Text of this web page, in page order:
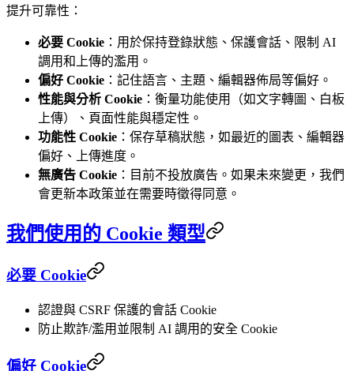
提升可靠性：
必要 Cookie ：用於保持登錄狀態、保護會話、限制 AI
調用和上傳的濫用。
偏好 Cookie ：記住語言、主題、編輯器佈局等偏好。
性能與分析 Cookie ：衡量功能使用（如文字轉圖、白板
上傳）、頁面性能與穩定性。
功能性 Cookie ：保存草稿狀態，如最近的圖表、編輯器
偏好、上傳進度。
無廣告 Cookie ：目前不投放廣告。如果未來變更，我們
會更新本政策並在需要時徵得同意。
我們使用的 Cookie 類型
必要 Cookie
認證與 CSRF 保護的會話 Cookie
防止欺詐/濫用並限制 AI 調用的安全 Cookie
偏好 Cookie